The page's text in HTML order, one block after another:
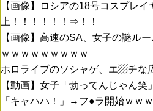
【画像】ロシアの18号コスプレ
上！！！！！！⇒！！
【画像】高速のSA、女子の謎ル
ｗｗｗｗｗｗｗｗｗ
ホロライブのソシャゲ、エ▨チな
【動画】女子「勃ってんじゃん
「キャハハ！」→フ●ラ開始ｗｗ